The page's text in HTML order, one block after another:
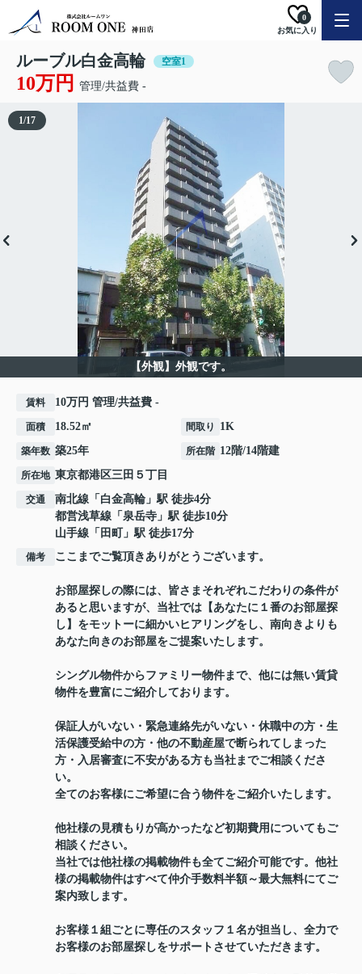
お気に入り
0
ルーブル白金高輪 空室1
10万円 管理/共益費 -
【外観】外観です。
1/17
賃料 10万円 管理/共益費 -
面積 18.52㎡ 間取り 1K
築年数 築25年 所在階 12階/14階建
所在地 東京都港区三田 ５丁目
交通 南北線 「 白金高輪 」駅 徒歩4分
都営浅草線 「 泉岳寺 」駅 徒歩10分
山手線 「 田町 」駅 徒歩17分
備考 ここまでご覧頂きありがとうございます。
お部屋探しの際には、皆さまそれぞれこだわりの条件が
あると思いますが、当社では【あなたに１番のお部屋探
し】をモットーに細かいヒアリングをし、南向きよりも
あなた向きのお部屋をご提案いたします。
シングル物件からファミリー物件まで、他には無い賃貸
物件を豊富にご紹介しております。
保証人がいない・緊急連絡先がいない・休職中の方・生
活保護受給中の方・他の不動産屋で断られてしまった
方・入居審査に不安がある方も当社までご相談くださ
い。
全てのお客様にご希望に合う物件をご紹介いたします。
他社様の見積もりが高かったなど初期費用についてもご
相談ください。
当社では他社様の掲載物件も全てご紹介可能です。他社
様の掲載物件はすべて仲介手数料半額～最大無料にてご
案内致します。
お客様１組ごとに専任のスタッフ１名が担当し、全力で
お客様のお部屋探しをサポートさせていただきます。